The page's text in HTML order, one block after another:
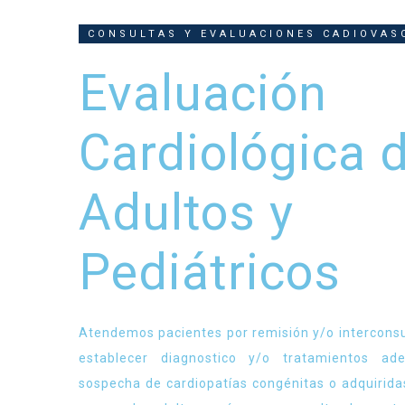
CONSULTAS Y EVALUACIONES
Evaluación
Cardiológica
Adultos y
Pediátricos
Atendemos pacientes por remisión y/o
establecer diagnostico y/o tratamientos
sospecha de cardiopatías congénitas o